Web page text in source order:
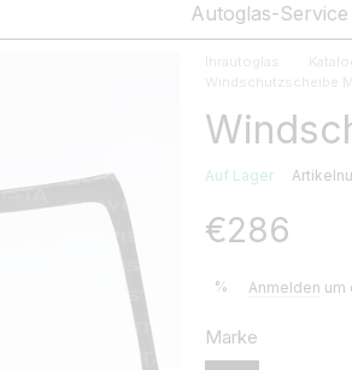
Autoglas-Service
Ihrautoglas
Windschutzscheibe
Auf Lager
€286
% Anmelden um
Marke